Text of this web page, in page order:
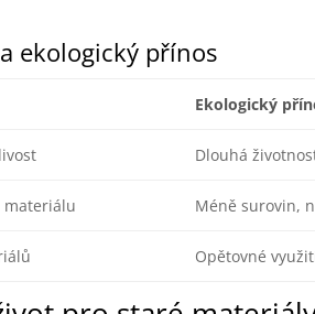
ekologický přínos
Ekologický
Dlouhá
materiálu Méně surovin,
Opětovné